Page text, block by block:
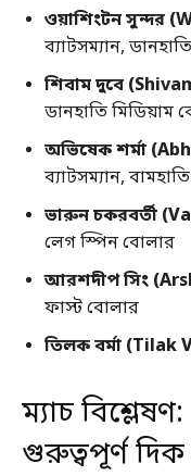
ওয়াশিংটন সুন্দর
ব্যাটসম্যান,
শিবাম দুবে
ডানহাতি মিডিয়াম
অভিষেক শর্মা
ব্যাটসম্যান,
ভারুন চকরবর্তী
লেগ স্পিন বোলার
আরশদীপ সিং
ফাস্ট বোলার
তিলক বর্মা (Tilak
ম্যাচ
গুরুত্বপূর্ণ দিক